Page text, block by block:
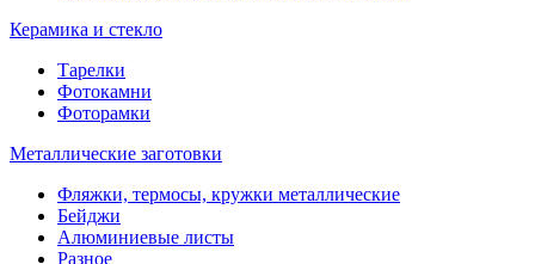
Керамика и стекло
Тарелки
Фотокамни
Фоторамки
Металлические заготовки
Фляжки, термосы, кружки металлические
Бейджи
Алюминиевые листы
Разное